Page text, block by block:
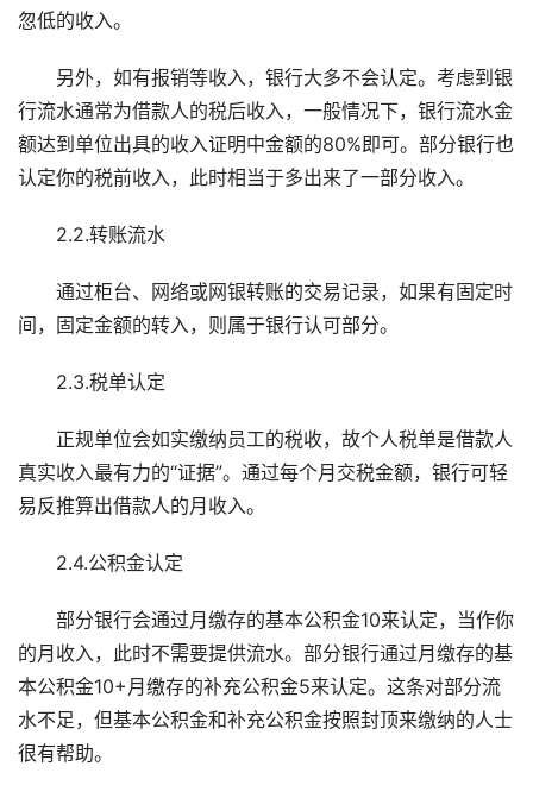
忽低的收入。
另外，如有报销等收入，银行大多不会认定。考虑到银
行流水通常为借款人的税后收入，一般情况下，银行流水金
额达到单位出具的收入证明中金额的80%即可。部分银行也
认定你的税前收入，此时相当于多出来了一部分收入。
2.2.转账流水
通过柜台、网络或网银转账的交易记录，如果有固定时
间，固定金额的转入，则属于银行认可部分。
2.3.税单认定
正规单位会如实缴纳员工的税收，故个人税单是借款人
真实收入最有力的“证据”。通过每个月交税金额，银行可轻
易反推算出借款人的月收入。
2.4.公积金认定
部分银行会通过月缴存的基本公积金10来认定，当作你
的月收入，此时不需要提供流水。部分银行通过月缴存的基
本公积金10+月缴存的补充公积金5来认定。这条对部分流
水不足，但基本公积金和补充公积金按照封顶来缴纳的人士
很有帮助。